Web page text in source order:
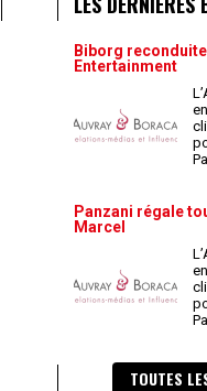
Biborg
Entertainment
Panzani régale
Marcel
TOUTES